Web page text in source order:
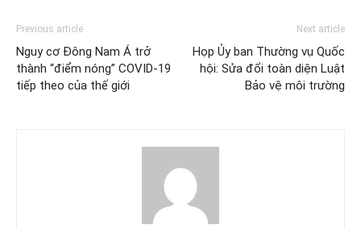
Previous article
Nguy cơ Đông Nam Á trở
thành “điểm nóng” COVID-19
tiếp theo của thế giới
Next article
Họp Ủy ban Thường vụ Quốc
hội: Sửa đổi toàn diện Luật
Bảo vệ môi trường